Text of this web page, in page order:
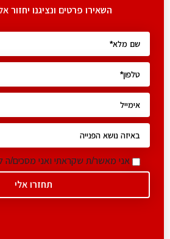
השאירו פרטים ונציגנו יחזור
אני מאשר/ת שקראתי ואני מסכים/ה